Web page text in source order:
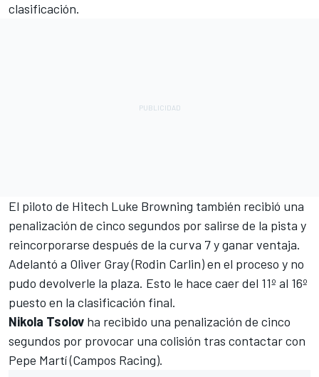
clasificación.
El piloto de Hitech Luke Browning también recibió una
penalización de cinco segundos por salirse de la pista y
reincorporarse después de la curva 7 y ganar ventaja.
Adelantó a Oliver Gray(Rodin Carlin) en el proceso y no
pudo devolverle la plaza. Esto le hace caer del 11º al 16º
puesto en la clasificación final.
Nikola Tsolov ha recibido una penalización de cinco
segundos por provocar una colisión tras contactar con
Pepe Martí (Campos Racing).